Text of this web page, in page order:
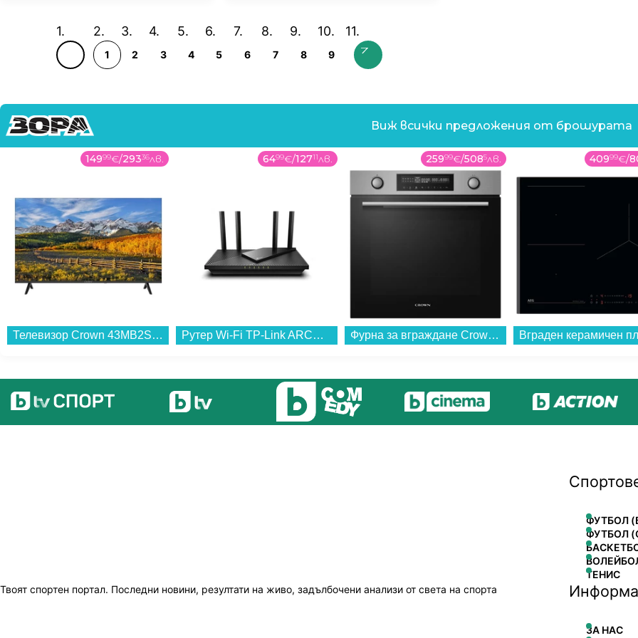
1 2 3 4 5 6 7 8 9
Виж всички предложения от брошурата
14999€/29336лв.
Телевизор Crown 43MB2S2FH , 109 см, 1920x1080 FULL HD , 43 inch, LED...
6499€/12711лв.
Рутер Wi-Fi TP-Link ARCHER AX55/AX3000...
25999€/5085лв.
Фурна за вграждане Crown FCM 14A50IX , 72 , А+ , Електронно...
40999€/
Твоят спортен портал. Последни новини, резултати на живо, задълбочени анализи от света на спорта
ФУТБОЛ
ФУТБОЛ
ТЕНИС
ЗА НАС